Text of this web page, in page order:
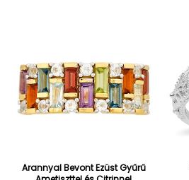
Arannyal Bevont Ezüst Gyűrű